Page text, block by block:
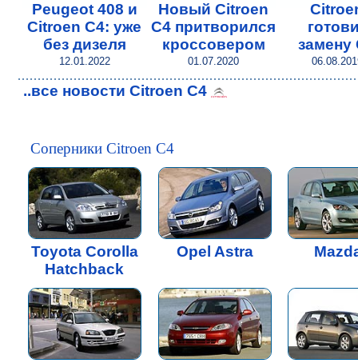
Peugeot 408 и
Citroen C4: уже
без дизеля
12.01.2022
Новый Citroen
C4 притворился
кроссовером
01.07.2020
замену
..все новости Citroen C4
Соперники Citroen C4
Toyota Corolla
Hatchback
Opel Astra